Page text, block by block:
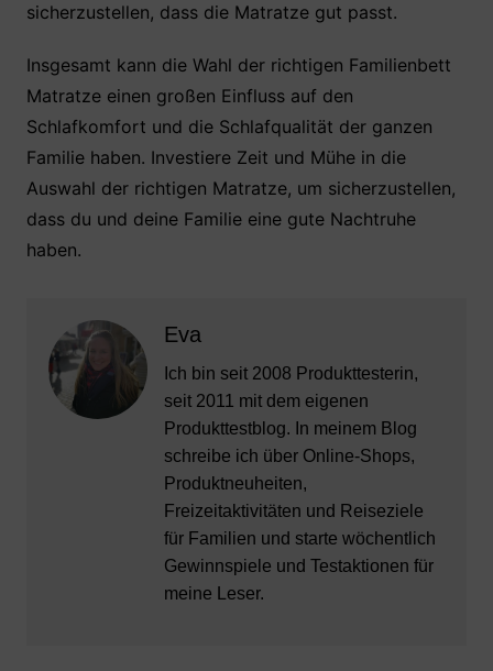
sicherzustellen, dass die Matratze gut passt.
Insgesamt kann die Wahl der richtigen Familienbett
Matratze einen großen Einfluss auf den
Schlafkomfort und die Schlafqualität der ganzen
Familie haben. Investiere Zeit und Mühe in die
Auswahl der richtigen Matratze, um sicherzustellen,
dass du und deine Familie eine gute Nachtruhe
haben.
Eva
Ich bin seit 2008 Produkttesterin,
seit 2011 mit dem eigenen
Produkttestblog. In meinem Blog
schreibe ich über Online-Shops,
Produktneuheiten,
Freizeitaktivitäten und Reiseziele
für Familien und starte wöchentlich
Gewinnspiele und Testaktionen für
meine Leser.